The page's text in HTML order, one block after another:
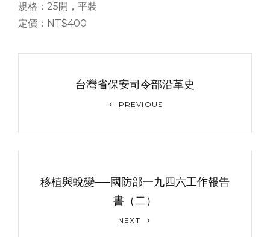
規格：25開，平裝
定價：NT$400
台灣省保安司令部沿革史
PREVIOUS
移植與蛻變──國防部一九四六工作報告
書（二）
NEXT